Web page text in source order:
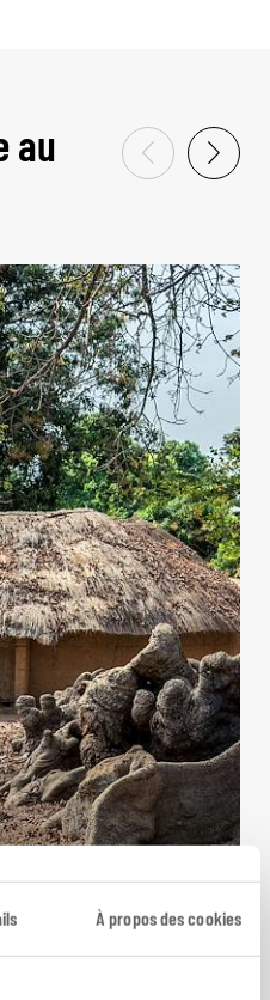
À propos des cookies
au
sur les plages de